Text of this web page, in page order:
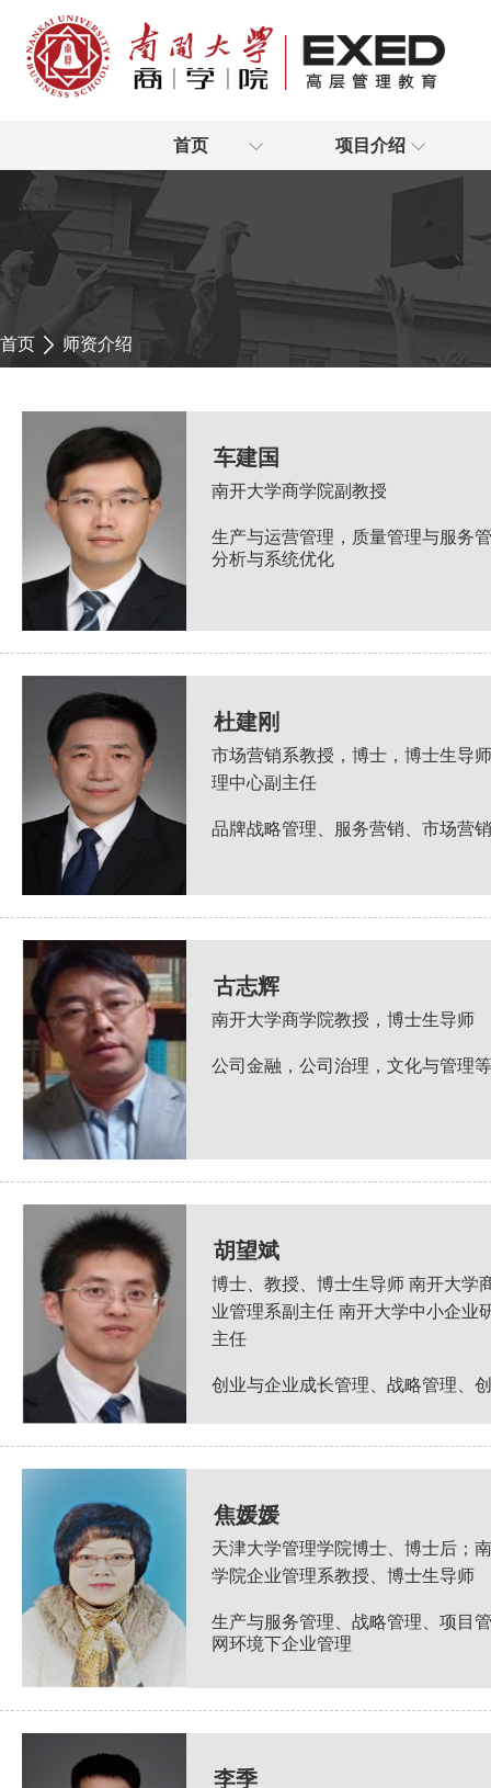
首页 项目介绍
首页 师资介绍
车建国
南开大学商学院副教授
生产与运营管理，质量管理与服务
分析与系统优化
杜建刚
市场营销系教授，博士，博士生导
理中心副主任
品牌战略管理、服务营销、市场营销
古志辉
南开大学商学院教授，博士生导师
公司金融，公司治理，文化与管理等
胡望斌
博士、教授、博士生导师 南开大学
业管理系副主任 南开大学中小企业
主任
创业与企业成长管理、战略管理、
焦媛媛
天津大学管理学院博士、博士后；
学院企业管理系教授、博士生导师
生产与服务管理、战略管理、项目
网环境下企业管理
李季